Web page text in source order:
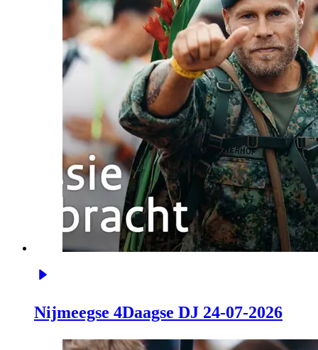
Nijmeegse 4Daagse DJ 24-07-2026